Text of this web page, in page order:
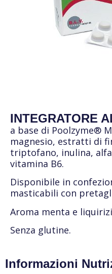
INTEGRATORE
a base di Poolzyme®
magnesio, estratti di
triptofano, inulina,
vitamina B6.
Disponibile in
masticabili con
Aroma menta e
Senza glutine.
Informazioni